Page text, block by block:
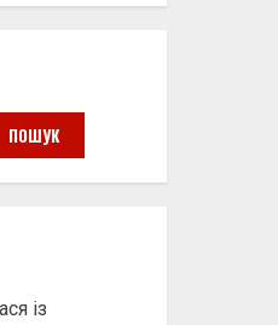
ПОШУК
із